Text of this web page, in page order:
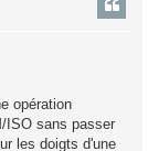
opération
ISO sans passer
les doigts d'une